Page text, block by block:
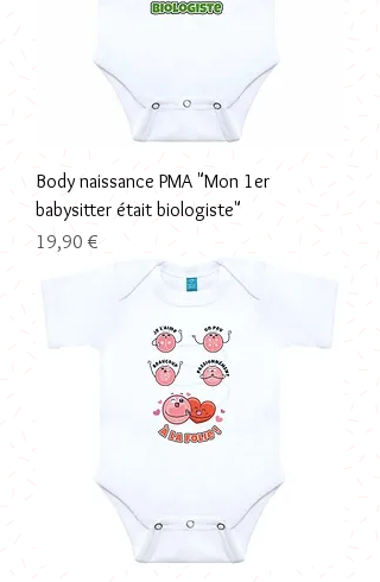
Body naissance PMA "Mon 1er
babysitter était biologiste"
Prix
19,90 €